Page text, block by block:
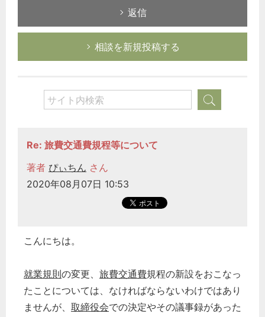
返信
相談を新規投稿する
Re: 旅費交通費規程等について
著者 ぴぃちん さん
2020年08月07日 10:53
こんにちは。
就業規則の変更、 旅費交通費規程の新設をおこなっ
たことについては、なければならないわけではあり
ませんが、 取締役会での決定やその議事録があった